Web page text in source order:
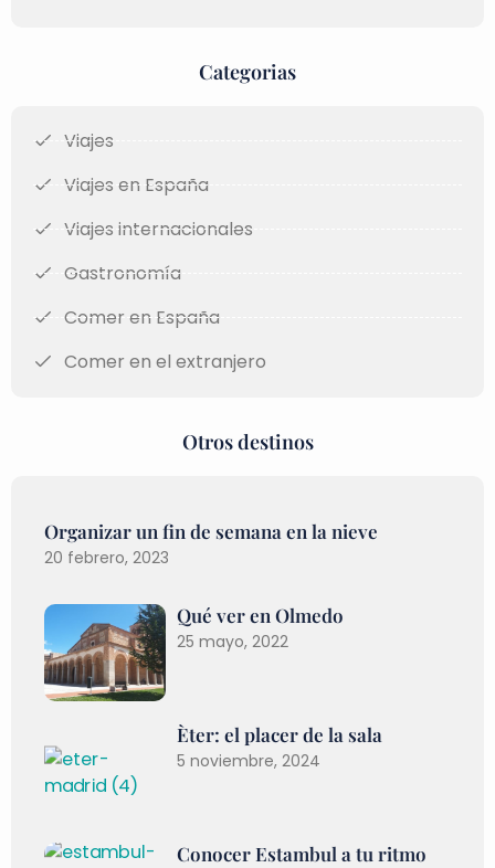
Categorias
Viajes
Viajes en España
Viajes internacionales
Gastronomía
Comer en España
Comer en el extranjero
Otros destinos
Organizar un fin de semana en la nieve
20 febrero, 2023
Qué ver en Olmedo
25 mayo, 2022
Èter: el placer de la sala
5 noviembre, 2024
Conocer Estambul a tu ritmo